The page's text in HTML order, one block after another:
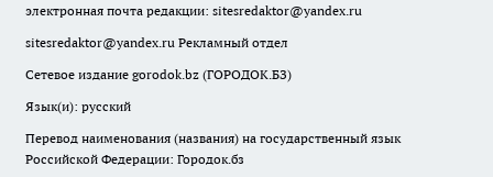
электронная почта редакции: sitesredaktor@yandex.ru
sitesredaktor@yandex.ru Рекламный отдел
Сетевое издание gorodok.bz (ГОРОДОК.БЗ)
Язык(и): русский
Перевод наименования (названия) на государственный язык
Российской Федерации: Городок.бз